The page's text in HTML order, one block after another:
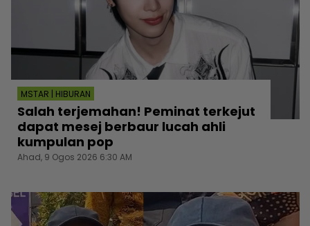
MSTAR | HIBURAN
Salah terjemahan! Peminat terkejut
dapat mesej berbaur lucah ahli
kumpulan pop
Ahad, 9 Ogos 2026 6:30 AM